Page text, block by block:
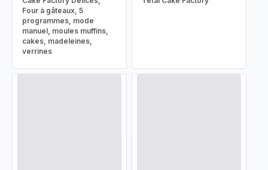
Four à gâteaux, 5
programmes, mode
manuel, moules muffins,
cakes, madeleines,
verrines